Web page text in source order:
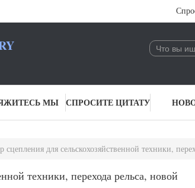
МЫ СПРОСИТЕ ЦИТАТУ
сельскохозяйственной техники, перехода рельса, новой энергии
техники, перехода рельса, новой